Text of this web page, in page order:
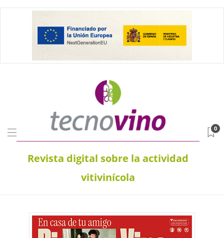
Revista digital sobre la actividad
vitivinícola
0